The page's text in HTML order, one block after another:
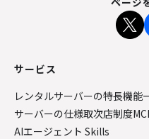
サービス
レンタルサーバーの特長機能
サーバーの仕様取次店制度
AIエージェント Skills